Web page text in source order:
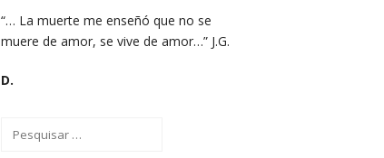
“… La muerte me enseñó que no se
muere de amor, se vive de amor…” J.G.
D.
Pesquisar